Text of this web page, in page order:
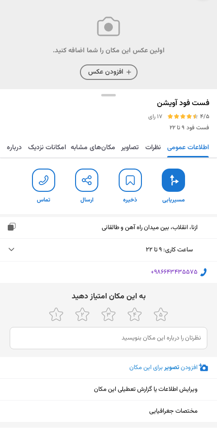
اولین عکس این مکان را شما اضافه کنید.
افزودن عکس
فست فود آویشن
4/5
17 رای
فست فود ۹ تا ۲۲
مسیریابی ذخیره ارسال تماس اطلاعات عمومی نظرات تصاویر مکان‌های مشابه امکانات نزدیک درباره
مسیریابی ذخیره ارسال تماس
ازنا، انقلاب، بین میدان راه آهن و طالقانی
ساعت کاری: ۹ تا ۲۲
یکشنبه (امروز)
چهارشنبه
۹ تا ۲۲
پنجشنبه
۹ تا ۲۲
جمعه
شنبه
‎+986643435575
ﺑﻪ اﯾﻦ ﻣﮑﺎن اﻣﺘﯿﺎز دﻫﯿﺪ
افزودنتصویربرای این مکان
ویرایش اطلاعات یا گزارش تعطیلی این مکان
مختصات جغرافیایی